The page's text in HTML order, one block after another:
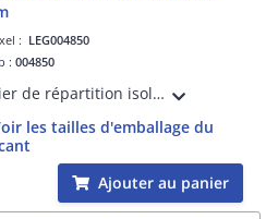
: LEG004850
:004850
Bornier de répartition isolé IP2X noir pour Phase avec 4 connexions 1,5mm² à 16mm²- longueur 47mm, à fixer sur rail, support universel ou barreau plat 12x2mm
les tailles d'emballage du
Ajouter au panier